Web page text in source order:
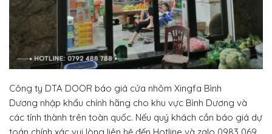
Công ty DTA DOOR báo giá cửa nhôm Xingfa Bình
Dương nhập khẩu chính hãng cho khu vực Bình Dương và
các tỉnh thành trên toàn quốc. Nếu quý khách cần báo giá dự
toán chính xác vui lòng liên hệ đến Hotline và zalo 0983 069